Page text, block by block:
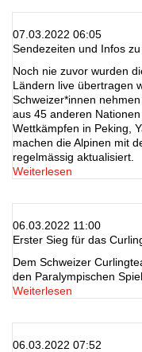
07.03.2022 06:05
Sendezeiten und Infos
Noch nie zuvor wurden
Ländern live übertragen
Schweizer*innen
aus 45 anderen
Wettkämpfen in Peking,
machen die Alpinen mit
regelmässig aktualisiert.
Weiterlesen
06.03.2022 11:00
Erster Sieg für das
Dem Schweizer
den Paralympischen
Weiterlesen
06.03.2022 07:52